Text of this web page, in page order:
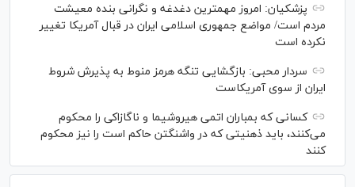
پزشکیان: امروز مهمترین دغدغه و نگرانی بنده معیشت
مردم است/ مواضع جمهوری اسلامی ایران در قبال آمریکا تغییر
نکرده است
سردار محبی: بازگشایی تنگه هرمز منوط به پذیرش شروط
ایران از سوی آمریکاست
کسانی که بمباران اتمی هیروشیما و ناگازاکی را محکوم
می‌کنند، باید ذهنیتی که در واشنگتن حاکم است را نیز محکوم
کنند